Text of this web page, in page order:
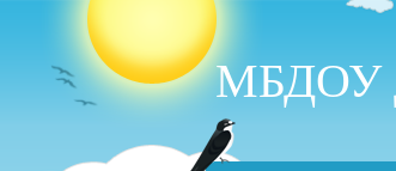
МБДОУ